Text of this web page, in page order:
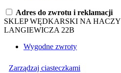
Adres do zwrotu i reklamacji
SKLEP WĘDKARSKI NA
LANGIEWICZA 22B
Wygodne zwroty
Zarządzaj ciasteczkami